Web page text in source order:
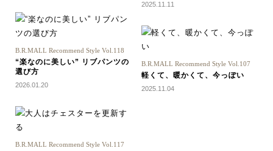
B.R.MALL Recommend Style Vol.118
“楽なのに美しい” リブパンツの
選び方
2026.01.20
B.R.MALL Recommend Style Vol.117
2025.11.11
B.R.MALL Recommend Style Vol.107
軽くて、暖かくて、今っぽい
2025.11.04